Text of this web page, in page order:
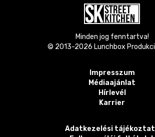
Minden jog fenntartva!
© 2013-2026 Lunchbox
Impresszum
Médiaajánlat
Hírlevél
Karrier
Adatkezelési